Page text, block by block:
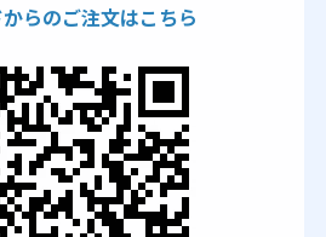
らのご注文はこちら